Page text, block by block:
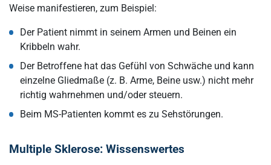
Weise manifestieren, zum Beispiel:
Der Patient nimmt in seinem Armen und Beinen ein
Kribbeln wahr.
Der Betroffene hat das Gefühl von Schwäche und kann
einzelne Gliedmaße (z. B. Arme, Beine usw.) nicht mehr
richtig wahrnehmen und/oder steuern.
Beim MS-Patienten kommt es zu Sehstörungen.
Multiple Sklerose: Wissenswertes